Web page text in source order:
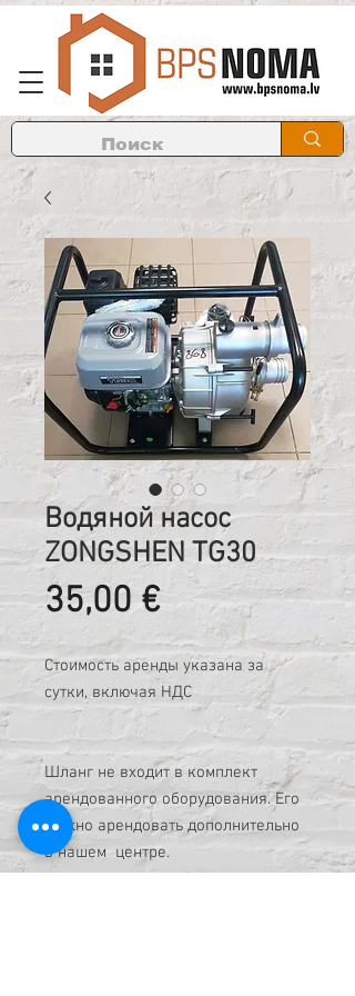
Водяной насос
ZONGSHEN TG30
35,00 €Цена
Стоимость аренды указана за
сутки, включая НДС
Шланг не входит в комплект
арендованного оборудования. Его
можно арендовать дополнительно
в нашем центре.